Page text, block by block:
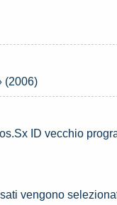
(2006)
ID vecchio
vengono